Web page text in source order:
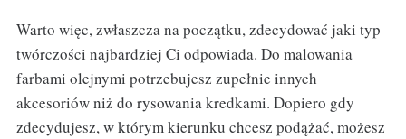
Warto więc, zwłaszcza na początku, zdecydować jaki typ
twórczości najbardziej Ci odpowiada. Do malowania
farbami olejnymi potrzebujesz zupełnie innych
akcesoriów niż do rysowania kredkami. Dopiero gdy
zdecydujesz, w którym kierunku chcesz podążać, możesz